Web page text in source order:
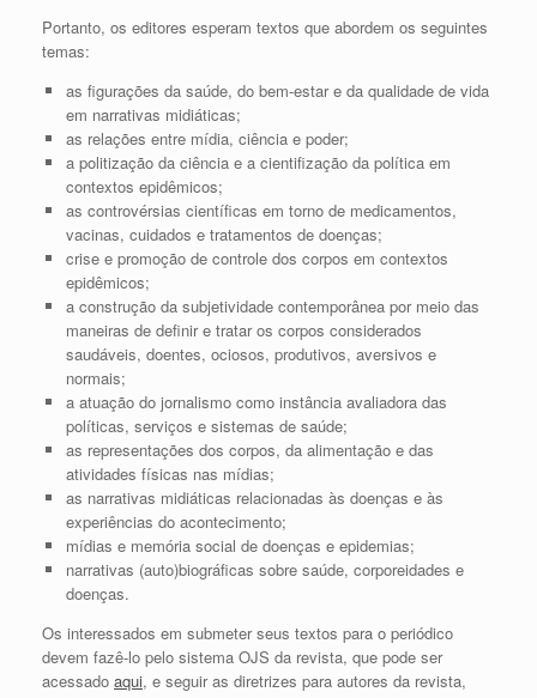
Portanto, os editores esperam textos que abordem os seguintes
temas:
as figurações da saúde, do bem-estar e da qualidade de vida
em narrativas midiáticas;
as relações entre mídia, ciência e poder;
a politização da ciência e a cientifização da política em
contextos epidêmicos;
as controvérsias científicas em torno de medicamentos,
vacinas, cuidados e tratamentos de doenças;
crise e promoção de controle dos corpos em contextos
epidêmicos;
a construção da subjetividade contemporânea por meio das
maneiras de definir e tratar os corpos considerados
saudáveis, doentes, ociosos, produtivos, aversivos e
normais;
a atuação do jornalismo como instância avaliadora das
políticas, serviços e sistemas de saúde;
as representações dos corpos, da alimentação e das
atividades físicas nas mídias;
as narrativas midiáticas relacionadas às doenças e às
experiências do acontecimento;
mídias e memória social de doenças e epidemias;
narrativas (auto)biográficas sobre saúde, corporeidades e
doenças.
Os interessados em submeter seus textos para o periódico
devem fazê-lo pelo sistema OJS da revista, que pode ser
acessado aqui, e seguir as diretrizes para autores da revista,